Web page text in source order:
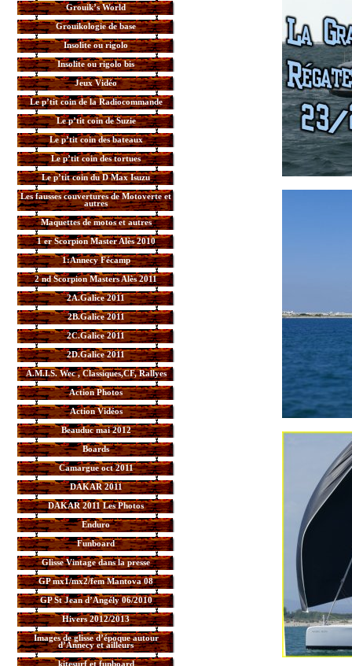
Grouik’s World
Grouikologie de base
Insolite ou rigolo
Insolite ou rigolo bis
Jeux Vidéo
Le p’tit coin de la Radiocommande
Le p’tit coin de Suzie
Le p’tit coin des bateaux
Le p’tit coin des tortues
Le p’tit coin du D Max Isuzu
Les fausses couvertures de Motoverte et
autres
Maquettes de motos et autres
1 er Scorpion Master Alès 2010
1:Annecy Fécamp
2 nd Scorpion Masters Alès 2011
2A.Galice 2011
2B.Galice 2011
2C.Galice 2011
2D.Galice 2011
A.M.I.S. Wec , Classiques,CF, Rallyes
Action Photos
Action Vidéos
Beauduc mai 2012
Boards
Camargue oct 2011
DAKAR 2011
DAKAR 2011 Les Photos
Enduro
Funboard
Glisse Vintage dans la presse
GP mx1/mx2/fem Mantova 08
GP St Jean d’Angély 06/2010
Hivers 2012/2013
Images de glisse d’époque autour
d’Annecy et ailleurs
kitesurf et funboard